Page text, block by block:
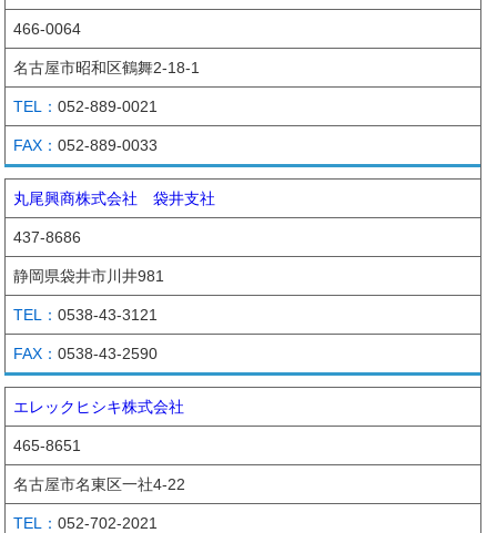
466-0064
名古屋市昭和区鶴舞2-18-1
052-889-0021
052-889-0033
丸尾興商株式会社 袋井支社
437-8686
静岡県袋井市川井981
0538-43-3121
0538-43-2590
エレックヒシキ株式会社
465-8651
名古屋市名東区一社4-22
052-702-2021